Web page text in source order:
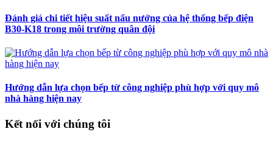
Đánh giá chi tiết hiệu suất nấu nướng của hệ thống bếp điện
B30-K18 trong môi trường quân đội
Hướng dẫn lựa chọn bếp từ công nghiệp phù hợp với quy mô
nhà hàng hiện nay
Kết nối với chúng tôi